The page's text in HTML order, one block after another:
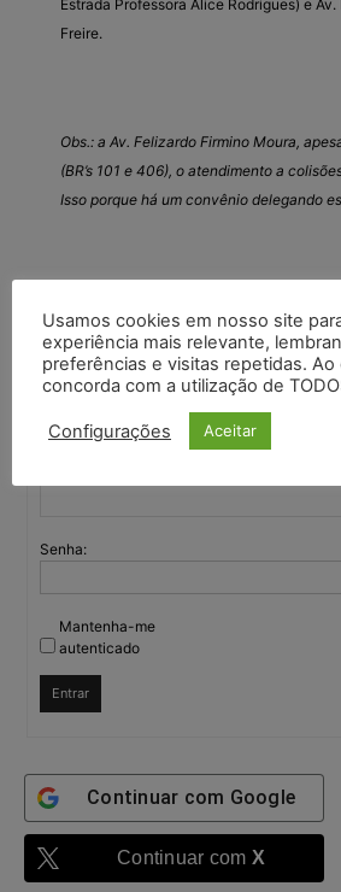
Estrada Professora Alice Rodrigues) e
Freire.
Obs.: a Av. Felizardo Firmino Moura,
(BR’s 101 e 406), o atendimento a
Isso porque há um convênio delegando
Você deve fazer login para responder a este
Senha:
Mantenha-me
autenticado
Entrar
Continuar com Google
Continuar com X
Usamos cookies em nosso site
experiência mais relevante,
preferências e visitas repetidas. Ao
concorda com a utilização de
Configurações Aceitar